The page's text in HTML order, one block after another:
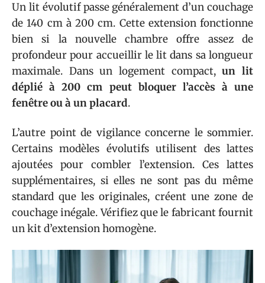
Un lit évolutif passe généralement d’un couchage
de 140 cm à 200 cm. Cette extension fonctionne
bien si la nouvelle chambre offre assez de
profondeur pour accueillir le lit dans sa longueur
maximale. Dans un logement compact,un lit
déplié à 200 cm peut bloquer l’accès à une
fenêtre ou à un placard.
L’autre point de vigilance concerne le sommier.
Certains modèles évolutifs utilisent des lattes
ajoutées pour combler l’extension. Ces lattes
supplémentaires, si elles ne sont pas du même
standard que les originales, créent une zone de
couchage inégale. Vérifiez que le fabricant fournit
un kit d’extension homogène.